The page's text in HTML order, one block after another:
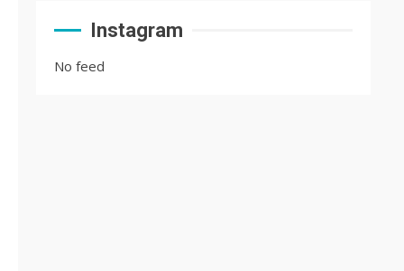
paladar del mundo
Instagram
No feed